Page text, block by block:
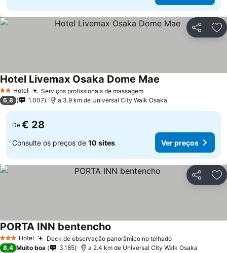
Partilhar
2 Estrelas
Hotel Serviços profissionais de massagem
Hotel Livemax Osaka Dome Mae
6,8 1.007 a 3.9 km de Universal City Walk Osaka
De € 28
Consulte os preços de 10 sites Ver preços
Partilhar
3 EstrelasHotel Deck de observação panorâmico no telhado
PORTA INN bentencho
8,4 Muito boa 3.185 a 2.4 km de Universal City Walk Osaka